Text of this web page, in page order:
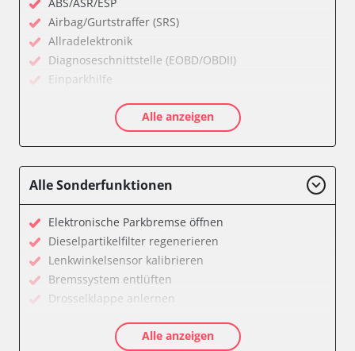
Airbag/Gurtstraffer (SRS)
Allradelektronik
Diagnoseschnittstelle (EOBD/OBDII)
Einparkhilfe
Getriebesteuerung
Karosseriesteuerung
Lichtsteuerung
Reifendruckkontrolle (RDK)
Servolenkung
Soundsystem
Wegfahrsperre
Zentralelektronik
Zentralelektronik vorne Beifahrer
Alle anzeigen
Alle Sonderfunktionen
Elektronische Parkbremse öffnen
Dieselpartikelfilter regenerieren
Lenkwinkelsensor kalibrieren
Bremssystem entlüften
Drosselklappe anlernen
Kraftstofftank entleerenAlle anzeigen